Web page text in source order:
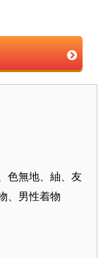
色無地、紬、友
、男性着物